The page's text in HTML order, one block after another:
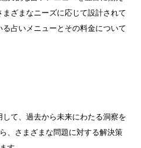
ざまなニーズに応じて設計されて
占いメニューとその料金について
て、過去から未来にわたる洞察を
、さまざまな問題に対する解決策